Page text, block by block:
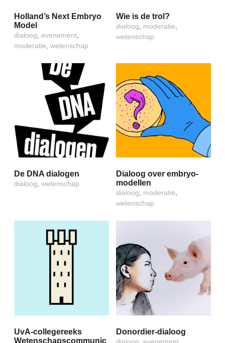
Holland’s Next Embryo
Model
dialoog ,evenement
moderatie ,wetenschap
Wie is de trol?
dialoog moderatie
wetenschap
De DNA dialogen
dialoog,wetenschap
Dialoog over embryo-
modellen
dialoog, moderatie,
wetenschap
UvA-collegereeks
Wetenschapscommunic
Donordier-dialoog